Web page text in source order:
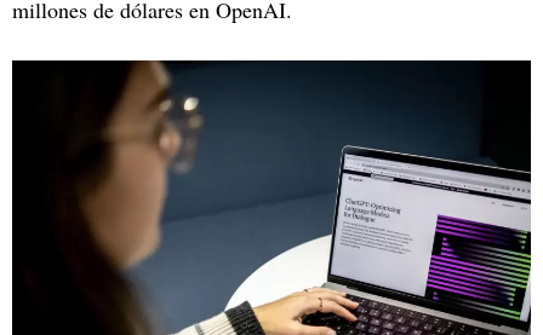
millones de dólares en OpenAI.